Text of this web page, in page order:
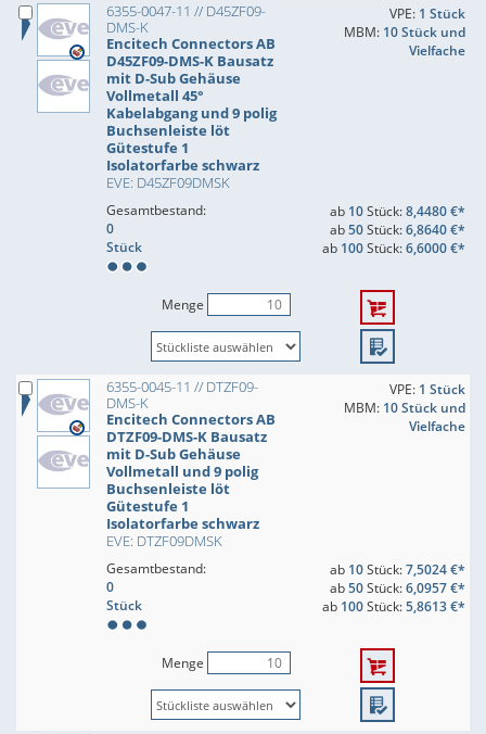
6355-0047-11 // D45ZF09-
DMS-K
Encitech Connectors AB
D45ZF09-DMS-K Bausatz
mit D-Sub Gehäuse
Vollmetall 45°
Kabelabgang und 9 polig
Buchsenleiste löt
Gütestufe 1
Isolatorfarbe schwarz
EVE: D45ZF09DMSK
VPE: 1 Stück
MBM: 10 Stück und
Vielfache
Gesamtbestand:
0
Stück
ab 10Stück:8,4480 €*
ab50Stück:6,8640 €*
ab 100Stück:6,6000 €*
Menge
6355-0045-11 // DTZF09-
DMS-K
Encitech Connectors AB
DTZF09-DMS-K Bausatz
mit D-Sub Gehäuse
Vollmetall und 9 polig
Buchsenleiste löt
Gütestufe 1
Isolatorfarbe schwarz
EVE: DTZF09DMSK
VPE: 1 Stück
MBM: 10 Stück und
Vielfache
Gesamtbestand:
0
Stück
ab 10Stück:7,5024 €*
ab50Stück:6,0957 €*
ab 100Stück:5,8613 €*
Menge